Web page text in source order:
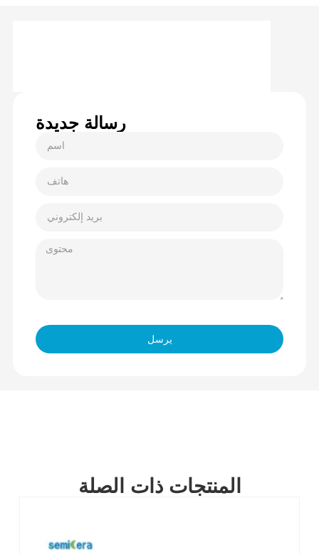
رسالة جديدة
يرسل
المنتجات ذات الصلة